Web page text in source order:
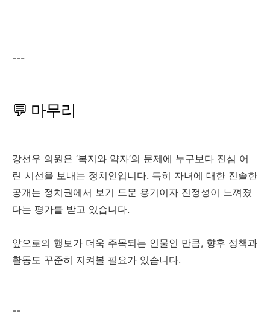
---
💬 마무리
강선우 의원은 ‘복지와 약자’의 문제에 누구보다 진심 어
린 시선을 보내는 정치인입니다. 특히 자녀에 대한 진솔한
공개는 정치권에서 보기 드문 용기이자 진정성이 느껴졌
다는 평가를 받고 있습니다.
앞으로의 행보가 더욱 주목되는 인물인 만큼, 향후 정책과
활동도 꾸준히 지켜볼 필요가 있습니다.
--